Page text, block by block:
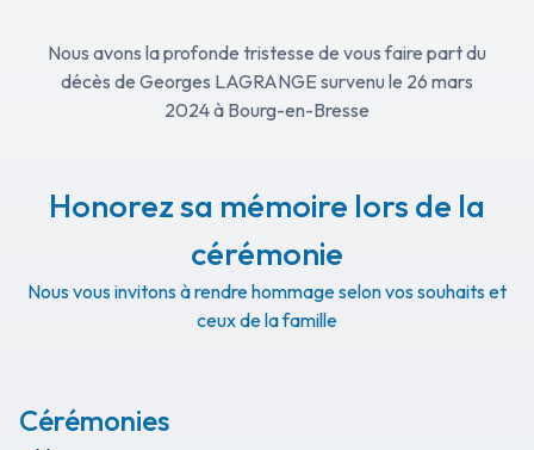
Nous avons la profonde tristesse de vous faire part du
décès de Georges LAGRANGE survenu le 26 mars
2024 à Bourg-en-Bresse
Honorez sa mémoire lors de la
cérémonie
Nous vous invitons à rendre hommage selon vos souhaits et
ceux de la famille
Cérémonies